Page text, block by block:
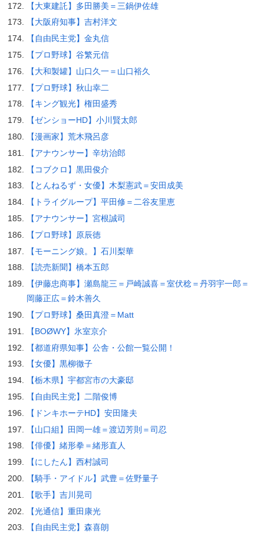
【大東建託】多田勝美＝三鍋伊佐雄
【大阪府知事】吉村洋文
【自由民主党】金丸信
【プロ野球】谷繁元信
【大和製罐】山口久一＝山口裕久
【プロ野球】秋山幸二
【キング観光】権田盛秀
【ゼンショーHD】小川賢太郎
【漫画家】荒木飛呂彦
【アナウンサー】辛坊治郎
【コブクロ】黒田俊介
【とんねるず・女優】木梨憲武＝安田成美
【トライグループ】平田修＝二谷友里恵
【アナウンサー】宮根誠司
【プロ野球】原辰徳
【モーニング娘。】石川梨華
【読売新聞】橋本五郎
【伊藤忠商事】瀬島龍三＝戸崎誠喜＝室伏稔＝丹羽宇一郎＝
岡藤正広＝鈴木善久
【プロ野球】桑田真澄＝Matt
【BOØWY】氷室京介
【都道府県知事】公舎・公館一覧公開！
【女優】黒柳徹子
【栃木県】宇都宮市の大豪邸
【自由民主党】二階俊博
【ドンキホーテHD】安田隆夫
【山口組】田岡一雄＝渡辺芳則＝司忍
【俳優】緒形拳＝緒形直人
【にしたん】西村誠司
【騎手・アイドル】武豊＝佐野量子
【歌手】吉川晃司
【光通信】重田康光
【自由民主党】森喜朗